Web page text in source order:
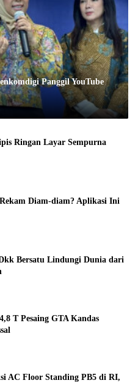
Panggil YouTube
Ringan Layar Sempurna
Diam-diam? Aplikasi Ini
Bersatu Lindungi Dunia dari
T Pesaing GTA Kandas
AC Floor Standing PB5 di RI,